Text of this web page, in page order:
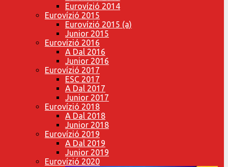
Eurovízió 2014
Eurovízió 2015
Eurovízió 2015 (a)
Junior 2015
Eurovízió 2016
A Dal 2016
Junior 2016
Eurovízió 2017
ESC 2017
A Dal 2017
Junior 2017
Eurovízió 2018
A Dal 2018
Junior 2018
Eurovízió 2019
A Dal 2019
Junior 2019
Eurovízió 2020